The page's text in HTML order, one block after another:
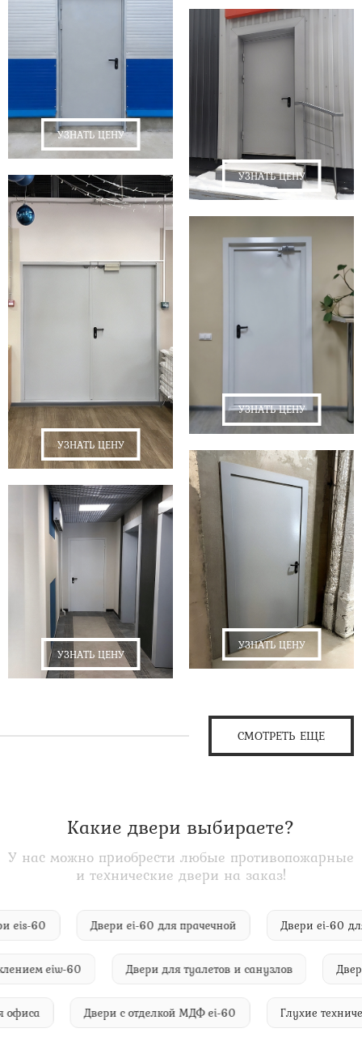
УЗНАТЬ ЦЕНУ
УЗНАТЬ ЦЕНУ
УЗНАТЬ ЦЕНУ
УЗНАТЬ ЦЕНУ
УЗНАТЬ ЦЕНУ
УЗНАТЬ ЦЕНУ
СМОТРЕТЬ ЕЩЕ
Какие двери выбираете?
У нас можно приобрести любые противопожарные
и технические двери на заказ!
eis-60 Двери ei-60 для прачечной Двери ei-
eiw-60 Двери для туалетов и санузлов Двери
для офиса Двери с отделкой МДФ ei-60 Глухие